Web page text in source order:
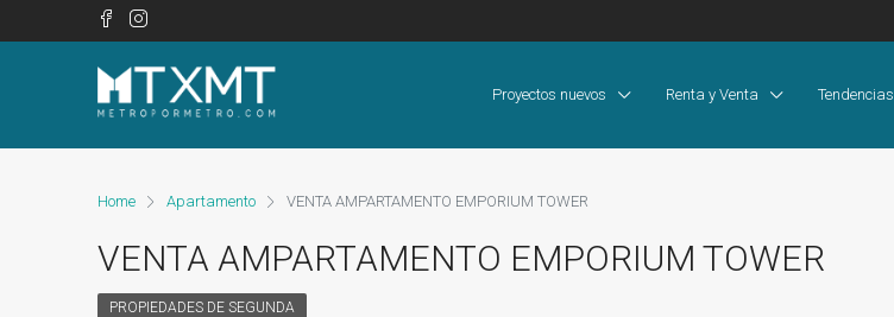
Proyectos nuevos Renta y Venta Tendencias
Home Apartamento VENTA AMPARTAMENTO EMPORIUM TOWER
VENTA AMPARTAMENTO EMPORIUM TOWER
PROPIEDADES DE SEGUNDA